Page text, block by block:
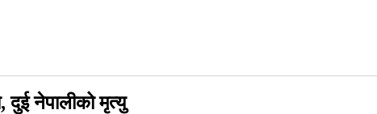
दुई नेपालीको मृत्यु